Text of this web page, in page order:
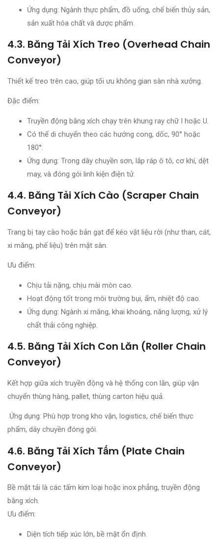
Ứng dụng: Ngành thực phẩm, đồ uống, chế biến thủy sản,
sản xuất hóa chất và dược phẩm.
4.3. Băng Tải Xích Treo (Overhead Chain
Conveyor)
Thiết kế treo trên cao, giúp tối ưu không gian sàn nhà xưởng.
Đặc điểm:
Truyền động bằng xích chạy trên khung ray chữ I hoặc U.
Có thể di chuyển theo các hướng cong, dốc, 90° hoặc
180°.
Ứng dụng: Trong dây chuyền sơn, lắp ráp ô tô, cơ khí, dệt
may, và đóng gói linh kiện điện tử.
4.4. Băng Tải Xích Cào (Scraper Chain
Conveyor)
Trang bị tay cào hoặc bản gạt để kéo vật liệu rời (như than, cát,
xi măng, phế liệu) trên mặt sàn.
Ưu điểm:
Chịu tải nặng, chịu mài mòn cao.
Hoạt động tốt trong môi trường bụi, ẩm, nhiệt độ cao.
Ứng dụng: Ngành xi măng, khai khoáng, năng lượng, xử lý
chất thải công nghiệp.
4.5. Băng Tải Xích Con Lăn (Roller Chain
Conveyor)
Kết hợp giữa xích truyền động và hệ thống con lăn, giúp vận
chuyển thùng hàng, pallet, thùng carton hiệu quả.
Ứng dụng: Phù hợp trong kho vận, logistics, chế biến thực
phẩm, dây chuyền đóng gói.
4.6. Băng Tải Xích Tấm (Plate Chain
Conveyor)
Bề mặt tải là các tấm kim loại hoặc inox phẳng, truyền động
bằng xích.
Ưu điểm:
Diện tích tiếp xúc lớn, bề mặt ổn định.